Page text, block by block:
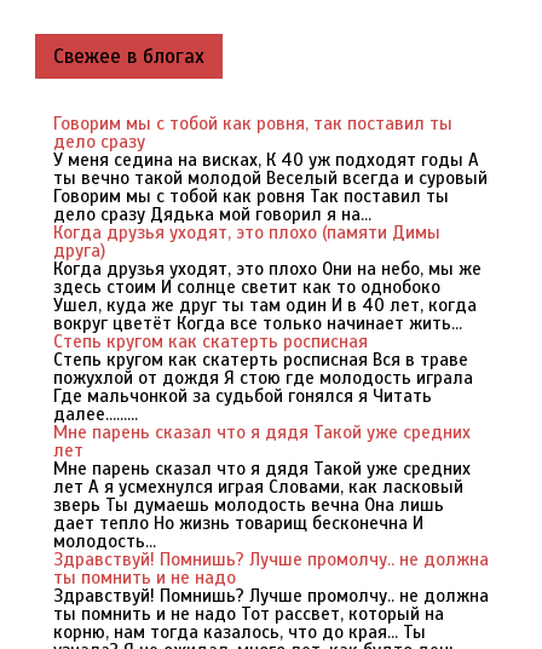
Свежее в блогах
Говорим мы с тобой как ровня, так поставил ты
дело сразу
У меня седина на висках, К 40 уж подходят годы А
ты вечно такой молодой Веселый всегда и суровый
Говорим мы с тобой как ровня Так поставил ты
дело сразу Дядька мой говорил я на...
Когда друзья уходят, это плохо (памяти Димы
друга)
Когда друзья уходят, это плохо Они на небо, мы же
здесь стоим И солнце светит как то однобоко
Ушел, куда же друг ты там один И в 40 лет, когда
вокруг цветёт Когда все только начинает жить...
Степь кругом как скатерть росписная
Степь кругом как скатерть росписная Вся в траве
пожухлой от дождя Я стою где молодость играла
Где мальчонкой за судьбой гонялся я Читать
далее.........
Мне парень сказал что я дядя Такой уже средних
лет
Мне парень сказал что я дядя Такой уже средних
лет А я усмехнулся играя Словами, как ласковый
зверь Ты думаешь молодость вечна Она лишь
дает тепло Но жизнь товарищ бесконечна И
молодость...
Здравствуй! Помнишь? Лучше промолчу.. не должна
ты помнить и не надо
Здравствуй! Помнишь? Лучше промолчу.. не должна
ты помнить и не надо Тот рассвет, который на
корню, нам тогда казалось, что до края... Ты